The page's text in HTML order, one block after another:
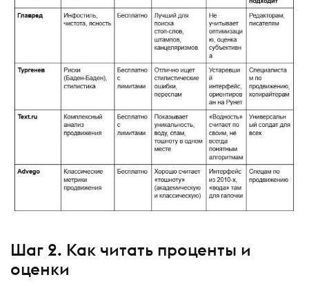
Шаг 2. Как читать проценты и
оценки